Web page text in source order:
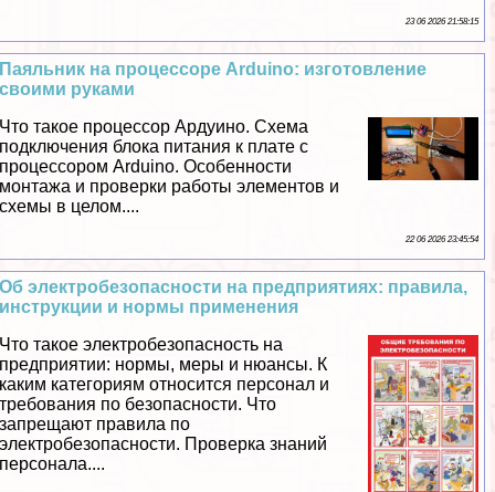
23 06 2026 21:58:15
Паяльник на процессоре Arduino: изготовление
своими руками
Что такое процессор Ардуино. Схема
подключения блока питания к плате с
процессором Arduino. Особенности
монтажа и проверки работы элементов и
схемы в целом....
22 06 2026 23:45:54
Об электробезопасности на предприятиях: правила,
инструкции и нормы применения
Что такое электробезопасность на
предприятии: нормы, меры и нюансы. К
каким категориям относится персонал и
требования по безопасности. Что
запрещают правила по
электробезопасности. Проверка знаний
персонала....